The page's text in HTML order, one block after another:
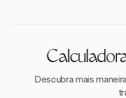
Descubra mais